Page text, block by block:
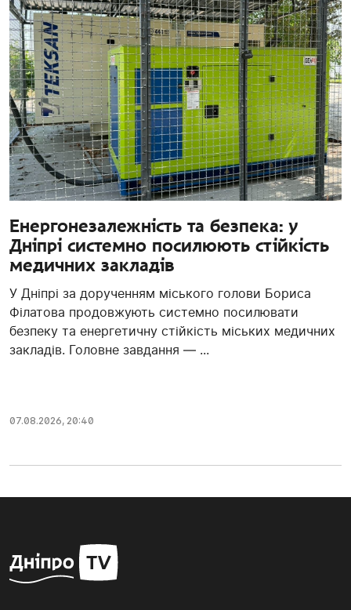
Енергонезалежність та безпека: у
Дніпрі системно посилюють стійкість
медичних закладів
У Дніпрі за дорученням міського голови Бориса
Філатова продовжують системно посилювати
безпеку та енергетичну стійкість міських медичних
закладів. Головне завдання — ...
07.08.2026, 20:40